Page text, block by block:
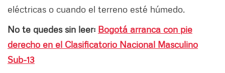
eléctricas o cuando el terreno esté húmedo.
No te quedes sin leer: Bogotá arranca con pie
derecho en el Clasificatorio Nacional Masculino
Sub-13